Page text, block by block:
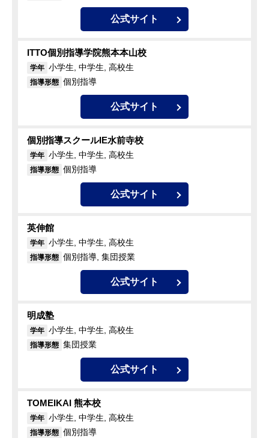
公式サイト
ITTO個別指導学院熊本本山校
学年 小学生, 中学生, 高校生
指導形態 個別指導
公式サイト
個別指導スクールIE水前寺校
学年 小学生, 中学生, 高校生
指導形態 個別指導
公式サイト
英伸館
学年 小学生, 中学生, 高校生
指導形態 個別指導, 集団授業
公式サイト
明成塾
学年 小学生, 中学生, 高校生
指導形態 集団授業
公式サイト
TOMEIKAI 熊本校
学年 小学生, 中学生, 高校生
指導形態 個別指導